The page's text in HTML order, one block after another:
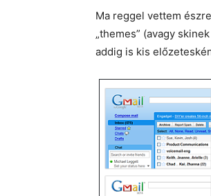
Ma reggel vettem
„themes” (avagy
addig is kis